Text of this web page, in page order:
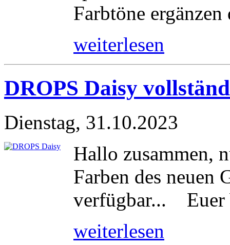
Farbtöne ergänzen
weiterlesen
DROPS Daisy
Dienstag, 31.10.2023
Hallo zusammen,
Farben des neuen
verfügbar... Euer
weiterlesen